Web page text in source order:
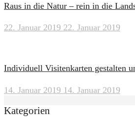
Raus in die Natur – rein in die
22. Januar 2019 22. Januar 2019
Individuell Visitenkarten gestalten
14. Januar 2019 14. Januar 2019
Kategorien